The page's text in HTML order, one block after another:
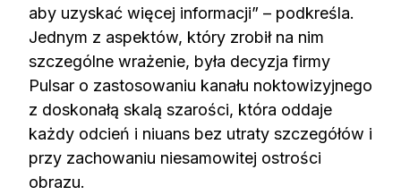
aby uzyskać więcej informacji” – podkreśla.
Jednym z aspektów, który zrobił na nim
szczególne wrażenie, była decyzja firmy
Pulsar o zastosowaniu kanału noktowizyjnego
z doskonałą skalą szarości, która oddaje
każdy odcień i niuans bez utraty szczegółów i
przy zachowaniu niesamowitej ostrości
obrazu.